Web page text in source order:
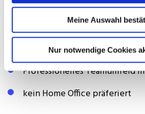
Meine Auswahl
Nur notwendige Cookies
Zuständigkeiten
Moderne Arbeitsmittel für
Zusammenarbeit
Professionelles Teamumfeld
kein Home Office präferiert